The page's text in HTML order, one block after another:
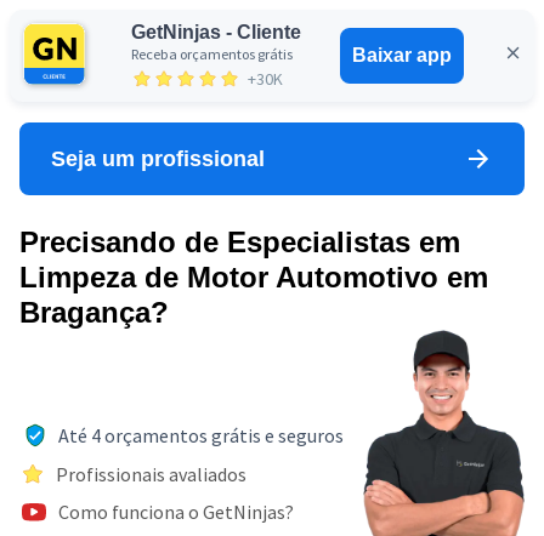
GetNinjas - Cliente
Receba orçamentos grátis
+30K
Baixar app
Entrar
Seja um profissional
Precisando de Especialistas em
Limpeza de Motor Automotivo em
Bragança?
Até 4 orçamentos grátis e seguros
Profissionais avaliados
Como funciona o GetNinjas?